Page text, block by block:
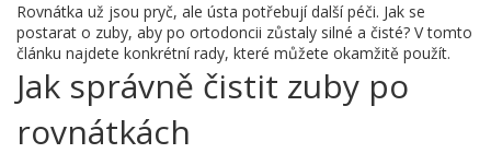
Rovnátka už jsou pryč, ale ústa potřebují další péči. Jak se
postarat o zuby, aby po ortodoncii zůstaly silné a čisté? V tomto
článku najdete konkrétní rady, které můžete okamžitě použít.
Jak správně čistit zuby po
rovnátkách